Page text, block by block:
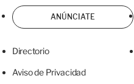
ANÚNCIATE
Directorio
Aviso de Privacidad